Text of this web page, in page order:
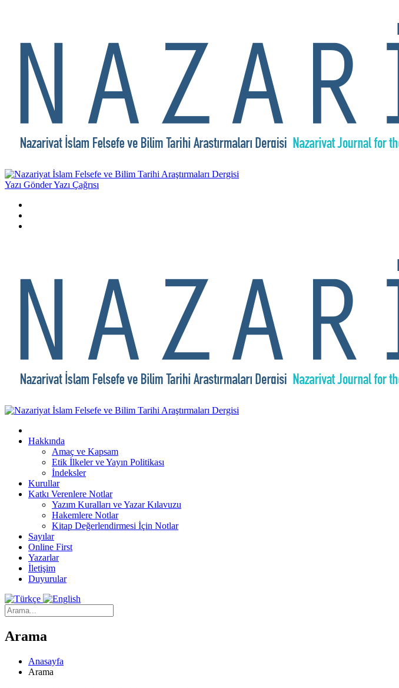
Yazı GönderYazı Çağrısı
Hakkında
Amaç ve Kapsam
Etik İlkeler ve Yayın Politikası
İndeksler
Kurullar
Katkı Verenlere Notlar
Yazım Kuralları ve Yazar Kılavuzu
Hakemlere Notlar
Kitap Değerlendirmesi İçin Notlar
Sayılar
Online First
Yazarlar
İletişim
Duyurular
Arama
Anasayfa
Arama